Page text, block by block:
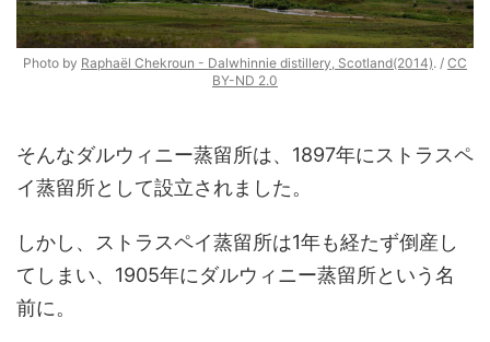
Photo by Raphaël Chekroun - Dalwhinnie distillery, Scotland(2014). / CC
BY-ND 2.0
そんなダルウィニー蒸留所は、1897年にストラスペ
イ蒸留所として設立されました。
しかし、ストラスペイ蒸留所は1年も経たず倒産し
てしまい、1905年にダルウィニー蒸留所という名
前に。